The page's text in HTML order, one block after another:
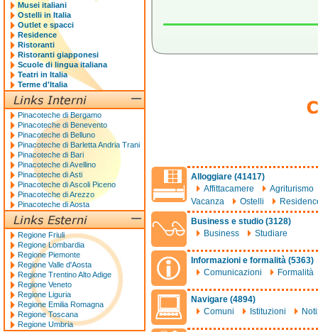
Alloggiare (41417)
Affittacamere
Agriturismo
Vacanza
Ostelli
Business e studio (3128)
Business
Studiare
Informazioni e formalità (5363)
Comunicazioni
Formalità
Navigare (4894)
Comuni
Istituzioni
Musei italiani
Ostelli in Italia
Outlet e spacci
Residence
Ristoranti
Ristoranti giapponesi
Scuole di lingua italiana
Teatri in Italia
Terme d'Italia
Pinacoteche di Bergamo
Pinacoteche di Benevento
Pinacoteche di Belluno
Pinacoteche di Barletta Andria Trani
Pinacoteche di Bari
Pinacoteche di Avellino
Pinacoteche di Asti
Pinacoteche di Ascoli Piceno
Pinacoteche di Arezzo
Pinacoteche di Aosta
Regione Friuli
Regione Lombardia
Regione Piemonte
Regione Valle d'Aosta
Regione Trentino Alto Adige
Regione Veneto
Regione Liguria
Regione Emilia Romagna
Regione Toscana
Regione Umbria